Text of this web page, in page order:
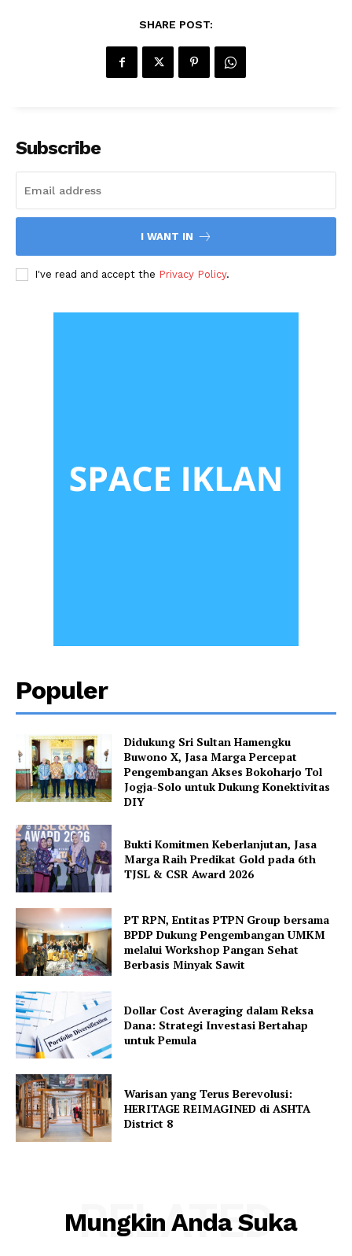
SHARE POST:
Subscribe
I WANT IN
I've read and accept the Privacy Policy.
Populer
Didukung Sri Sultan Hamengku
Buwono X, Jasa Marga Percepat
Pengembangan Akses Bokoharjo Tol
Jogja-Solo untuk Dukung Konektivitas
DIY
Bukti Komitmen Keberlanjutan, Jasa
Marga Raih Predikat Gold pada 6th
TJSL & CSR Award 2026
PT RPN, Entitas PTPN Group bersama
BPDP Dukung Pengembangan UMKM
melalui Workshop Pangan Sehat
Berbasis Minyak Sawit
Dollar Cost Averaging dalam Reksa
Dana: Strategi Investasi Bertahap
untuk Pemula
Warisan yang Terus Berevolusi:
HERITAGE REIMAGINED di ASHTA
District 8
Mungkin Anda Suka
RELATED